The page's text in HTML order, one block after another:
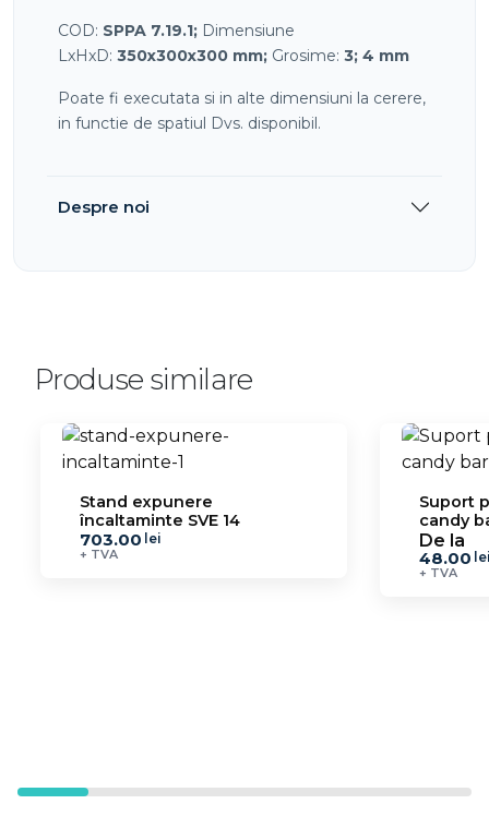
COD: SPPA 7.19.1; Dimensiune
LxHxD: 350x300x300 mm; Grosime: 3; 4 mm
Poate fi executata si in alte dimensiuni la cerere,
in functie de spatiul Dvs. disponibil.
Despre noi
Produse similare
Stand expunere
încaltaminte SVE 14
703.00 lei
+ TVA
Suport piedestal pentru
candy
De la
48.00
+ TVA